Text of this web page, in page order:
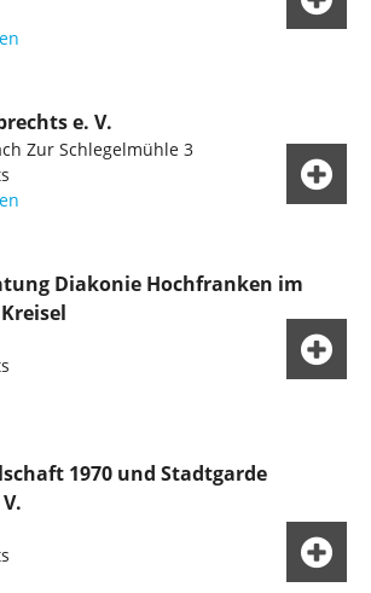
e. V.
Zur Schlegelmühle 3
Diakonie Hochfranken im
1970 und Stadtgarde